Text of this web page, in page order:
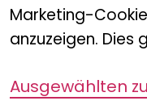
Marketing-
anzuzeigen. Dies
Ausgewählten